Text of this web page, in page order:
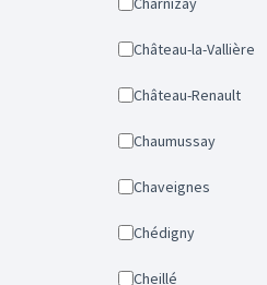
Château-la-Vallière
Château-Renault
Chaumussay
Chaveignes
Chédigny
Cheillé